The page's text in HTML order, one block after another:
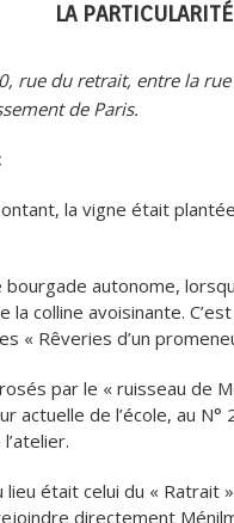
LA
rue du retrait, entre la
de Paris.
la vigne était
autonome,
colline avoisinante.
« Rêveries d’un
par le « ruisseau de
actuelle de l’école, au
lieu était celui du « Ratrait
directement